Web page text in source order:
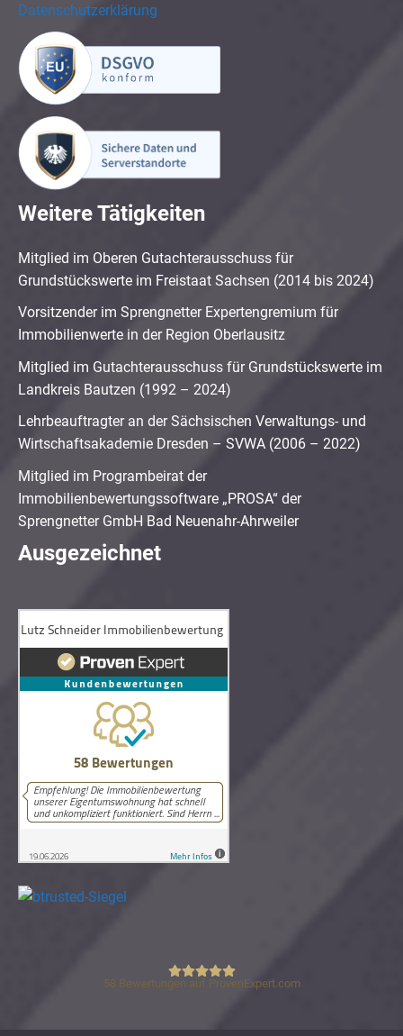
Datenschutzerklärung
Weitere Tätigkeiten
Mitglied im Oberen Gutachterausschuss für
Grundstückswerte im Freistaat Sachsen (2014 bis 2024)
Vorsitzender im Sprengnetter Expertengremium für
Immobilienwerte in der Region Oberlausitz
Mitglied im Gutachterausschuss für Grundstückswerte im
Landkreis Bautzen (1992 – 2024)
Lehrbeauftragter an der Sächsischen Verwaltungs- und
Wirtschaftsakademie Dresden – SVWA (2006 – 2022)
Mitglied im Programbeirat der
Immobilienbewertungssoftware „PROSA“ der
Sprengnetter GmbH Bad Neuenahr-Ahrweiler
Ausgezeichnet
Lutz Schneider Immobilienbewertung
58 Bewertungen auf ProvenExpert.com